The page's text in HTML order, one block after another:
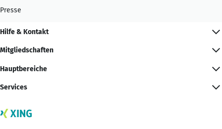
Presse
Hilfe & Kontakt
Mitgliedschaften
Hauptbereiche
Services